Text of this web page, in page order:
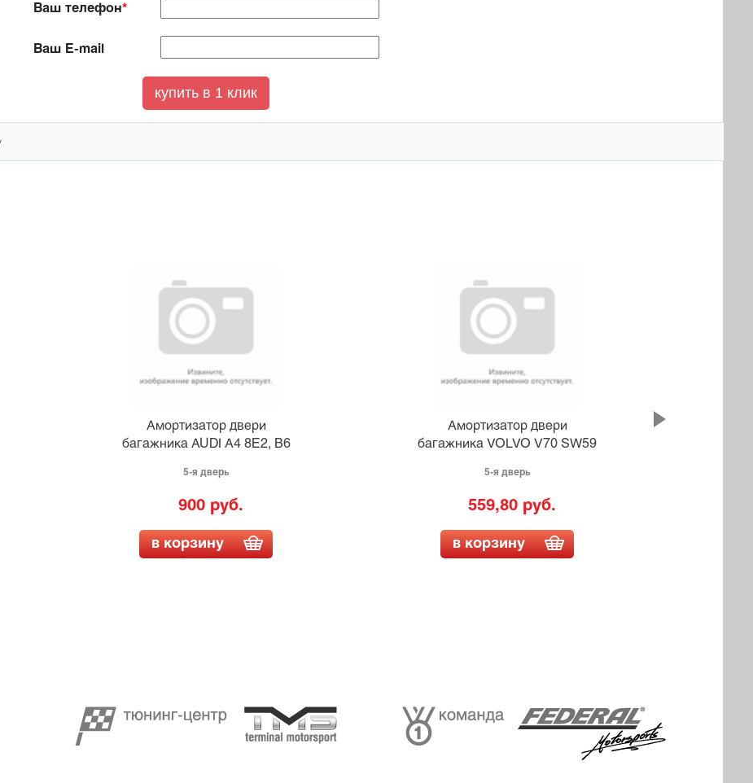
Ваш телефон*
Ваш E-mail
Амортизатор двери
багажника AUDI A4 8E2, B6
5-я дверь
900 руб.
в корзину
Амортизатор двери
багажника VOLVO V70 SW59
5-я дверь
559,80 руб.
в корзину